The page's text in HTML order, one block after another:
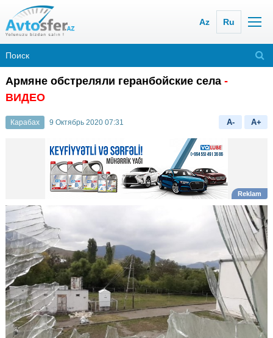
Az Ru
Армяне обстреляли геранбойские села -
ВИДЕО
Карабах 9 Октябрь 2020 07:31 A- A+